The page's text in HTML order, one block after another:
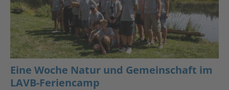
Eine Woche Natur und Gemeinschaft im
LAVB-Feriencamp